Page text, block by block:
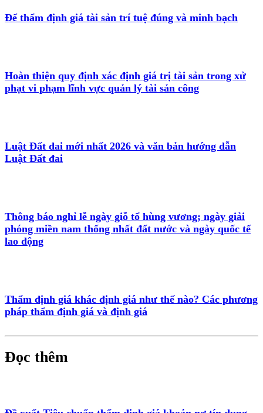
Để thẩm định giá tài sản trí tuệ đúng và minh bạch
Hoàn thiện quy định xác định giá trị tài sản trong xử
phạt vi phạm lĩnh vực quản lý tài sản công
Luật Đất đai mới nhất 2026 và văn bản hướng dẫn
Luật Đất đai
Thông báo nghỉ lễ ngày giỗ tổ hùng vương; ngày giải
phóng miền nam thống nhất đất nước và ngày quốc tế
lao động
Thẩm định giá khác định giá như thế nào? Các phương
pháp thẩm định giá và định giá
Đọc thêm